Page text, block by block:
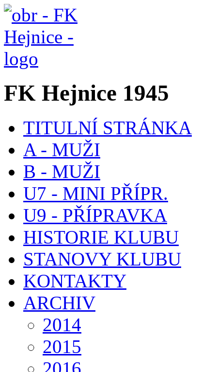
FK Hejnice 1945
TITULNÍ STRÁNKA
A - MUŽI
B - MUŽI
U7 - MINI PŘÍPR.
U9 - PŘÍPRAVKA
HISTORIE KLUBU
STANOVY KLUBU
KONTAKTY
ARCHIV
2014
2015